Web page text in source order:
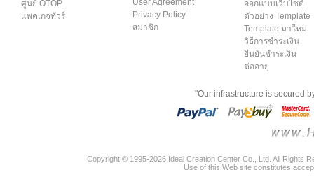
ศูนย์ OTOP
แพคเกจทัวร์
User Agreement
Privacy Policy
สมาชิก
ออกแบบเว็บไซต์
ตัวอย่าง Template
Template มาใหม่
วิธีการชำระเงิน
ยืนยันชำระเงิน
ต่ออายุ
"Our infrastructure is secured
Copyright © 1995-2026 Ideal Creation Center Co., Ltd. All Rights
Use of this Web site constitutes